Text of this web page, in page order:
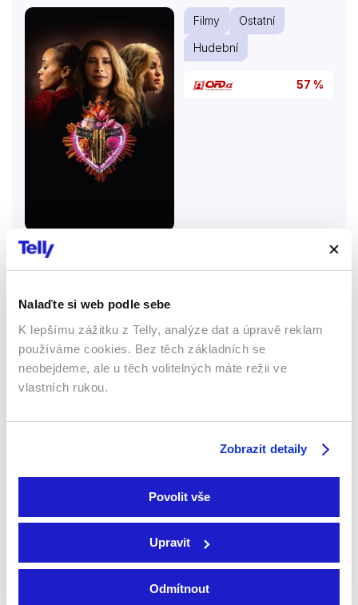
Nalaďte si web podle sebe
K lepšímu zážitku z Telly, analýze dat a úpravě reklam
používáme cookies. Bez těch základních se
neobejdeme, ale u těch volitelných máte režii ve
vlastních rukou.
Zobrazit detaily
Povolit vše
Upravit
Odmítnout
Filmy
Ostatní
Hudební
57 %
2024 | 132 min
trestá. Jednoho dne dostane nečekanou šanci odejít.
Čarovná flauta
Filmy
Ostatní
Hudební